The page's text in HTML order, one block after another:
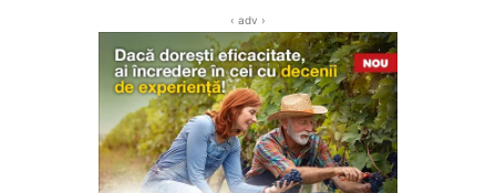
‹ adv ›